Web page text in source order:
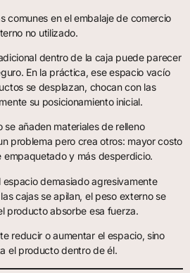
comunes en el embalaje de comercio
no utilizado.
dentro de la caja puede parecer
En la práctica, ese espacio vacío
se desplazan, chocan con las
su posicionamiento inicial.
se añaden materiales de relleno
problema pero crea otros: mayor costo
empaquetado y más desperdicio.
demasiado agresivamente
cajas se apilan, el peso externo se
producto absorbe esa fuerza.
reducir o aumentar el espacio, sino
el producto dentro de él.